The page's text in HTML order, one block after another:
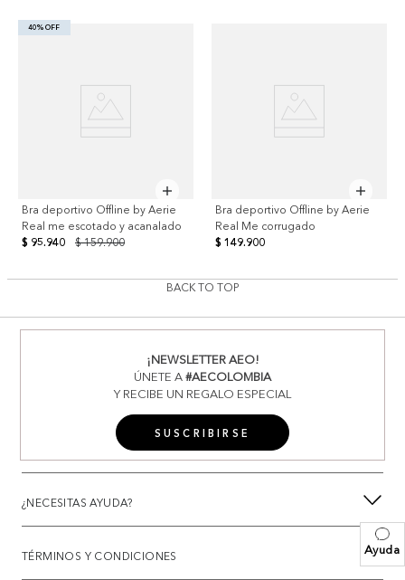
Ayuda
40% OFF
Bra deportivo Offline by Aerie
Real me escotado y acanalado
$ 159.900
$ 95.940
Bra deportivo Offline by Aerie
Real Me corrugado
$ 149.900
BACK TO TOP
¡NEWSLETTER AEO!
ÚNETE A#AECOLOMBIA
Y RECIBE UN REGALO ESPECIAL
SUSCRIBIRSE
¿NECESITAS AYUDA?
TÉRMINOS Y CONDICIONES